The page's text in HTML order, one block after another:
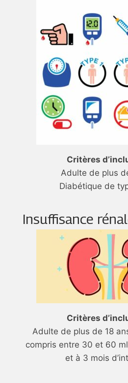
Critères
Adulte de plus
Diabétique de
Insuffisance
Critères
Adulte de plus de 18
compris entre 30 et 60
et à 3 mois